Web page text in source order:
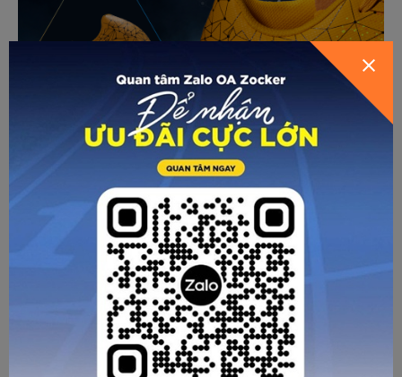
Là một thương hiệu chú trọng sự phát triển bền vững, nên
mẫu giày mới vẫn được Zocker ưu tiên đặt trang trọng
trong hộp bìa carton nguyên bản (không sử dụng lớp tráng
bóng) nên rất dễ xử lý, tái chế, phù hợp với mục tiêu hướng
tới một môi trường xanh – sạch – đẹp. Đây cũng là xu
hướng của nhiều thương hiệu hàng đầu thế giới hiện nay.
Những sản phẩm đi theo xu hướng này cũng được sự đón
nhận nồng nhiệt từ cộng đồng.
Không chỉ chú trọng chất lượng và mẫu mã sản phẩm, tính